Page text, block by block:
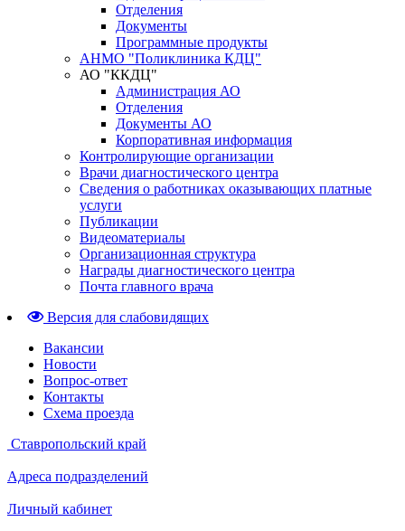
Отделения
Документы
Программные продукты
АНМО "Поликлиника КДЦ"
АО "ККДЦ"
Администрация АО
Отделения
Документы АО
Корпоративная информация
Контролирующие организации
Врачи диагностического центра
Сведения о работниках оказывающих платные
услуги
Публикации
Видеоматериалы
Организационная структура
Награды диагностического центра
Почта главного врача
Версия для слабовидящих
Вакансии
Новости
Вопрос-ответ
Контакты
Схема проезда
Ставропольский край
Адреса подразделений
Личный кабинет